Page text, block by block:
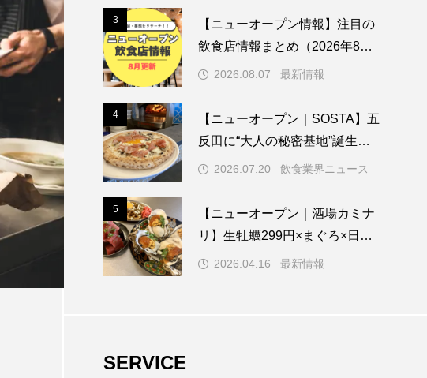
食店情報まとめ（2026年8月7日更
新）
2026.08.07
イン】サービスのご案
2026.08.01
3
【ニューオープン情報】注目の
飲食店情報まとめ（2026年8月7
日更新）
2026.08.07 最新情報
4
【ニューオープン｜SOSTA】五
反田に“大人の秘密基地”誕生。
本格薪窯ピッツァとナチュール
ル
2026.07.20 飲食業界ニュース
5
【ニューオープン｜酒場カミナ
リ】生牡蠣299円×まぐろ×日本
酒。“街とつながる大衆酒場”が
2026.04.16 最新情報
SERVICE